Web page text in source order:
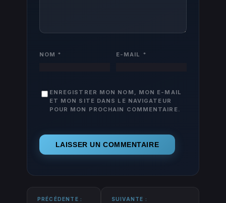
NOM * E-MAIL *
ENREGISTRER MON NOM, MON E-MAIL
ET MON SITE DANS LE NAVIGATEUR
POUR MON PROCHAIN COMMENTAIRE.
PRÉCÉDENTE : SUIVANTE :